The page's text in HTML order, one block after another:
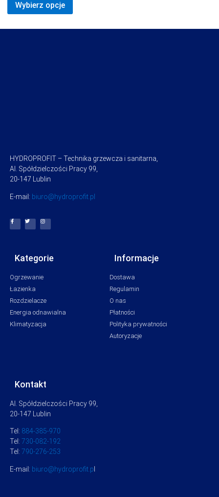
Wybierz opcje
HYDROPROFIT – Technika grzewcza i sanitarna,
Al. Spółdzielczości Pracy 99,
20-147 Lublin
E-mail: biuro@hydroprofit.pl
Kategorie
Ogrzewanie
Łazienka
Rozdzielacze
Energia odnawialna
Klimatyzacja
Informacje
Dostawa
Regulamin
O nas
Płatności
Polityka prywatności
Autoryzacje
Kontakt
Al. Spółdzielczości Pracy 99,
20-147 Lublin
Tel: 884-385-970
Tel: 730-082-192
Tel: 790-276-253
E-mail: biuro@hydroprofit.p